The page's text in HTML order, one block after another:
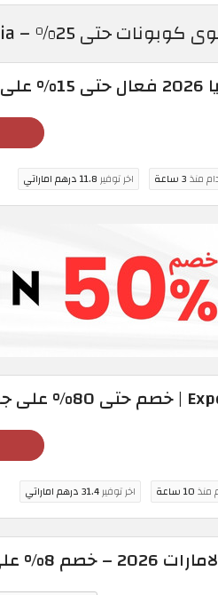
منذ3 ساعة اخر توفير11.8 درهم اماراتي
منذ10 ساعة اخر توفير31.4 درهم اماراتي
حجز الفنادق